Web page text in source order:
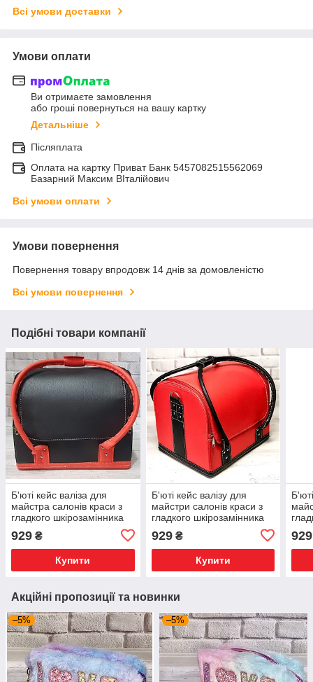
Всі умови доставки
Умови оплати
Ви отримаєте замовлення
або гроші повернуться на вашу картку
Детальніше
Післяплата
Оплата на картку Приват Банк 5457082515562069
Базарний Максим ВІталійович
Всі умови оплати
Умови повернення
Повернення товару впродовж 14 днів за домовленістю
Всі умови повернення
Подібні товари компанії
Б'юті кейс валіза для
майстра салонів краси з
гладкого шкірозамінника
ручками корал
929 ₴
Купити
Б'юті кейс валізу для
майстри салонів краси з
гладкого шкірозамінника
929₴
Купити
929
Акційні пропозиції та новинки
–5% –5%